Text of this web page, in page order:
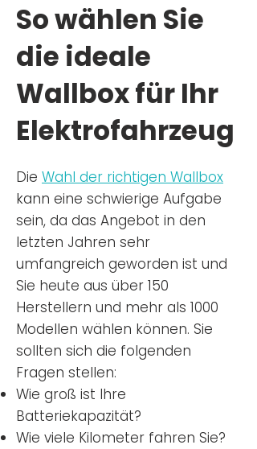
So wählen Sie
die ideale
Wallbox für Ihr
Elektrofahrzeug
Die Wahl der richtigen Wallbox
kann eine schwierige Aufgabe
sein, da das Angebot in den
letzten Jahren sehr
umfangreich geworden ist und
Sie heute aus über 150
Herstellern und mehr als 1000
Modellen wählen können. Sie
sollten sich die folgenden
Fragen stellen:
Wie groß ist Ihre
Batteriekapazität?
Wie viele Kilometer fahren Sie?